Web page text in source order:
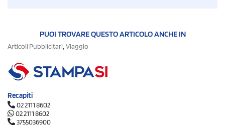
PUOI TROVARE QUESTO ARTICOLO ANCHE IN
Articoli Pubblicitari, Viaggio
Recapiti
02 2111 8602
02 2111 8602
3755036900